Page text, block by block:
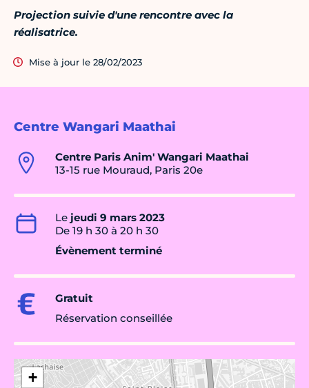
Centre Wangari Maathai
Centre Paris Anim' Wangari Maathai
13-15 rue Mouraud, Paris 20e
Le jeudi 9 mars 2023
De 19 h 30 à 20 h 30
Évènement terminé
Gratuit
Réservation conseillée
+
Projection suivie d'une rencontre avec la
réalisatrice.
Mise à jour le 28/02/2023